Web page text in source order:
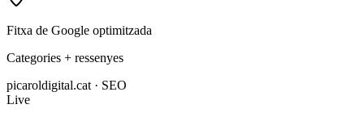
Fitxa de Google optimitzada
Categories + ressenyes
picaroldigital.cat · SEO
Live